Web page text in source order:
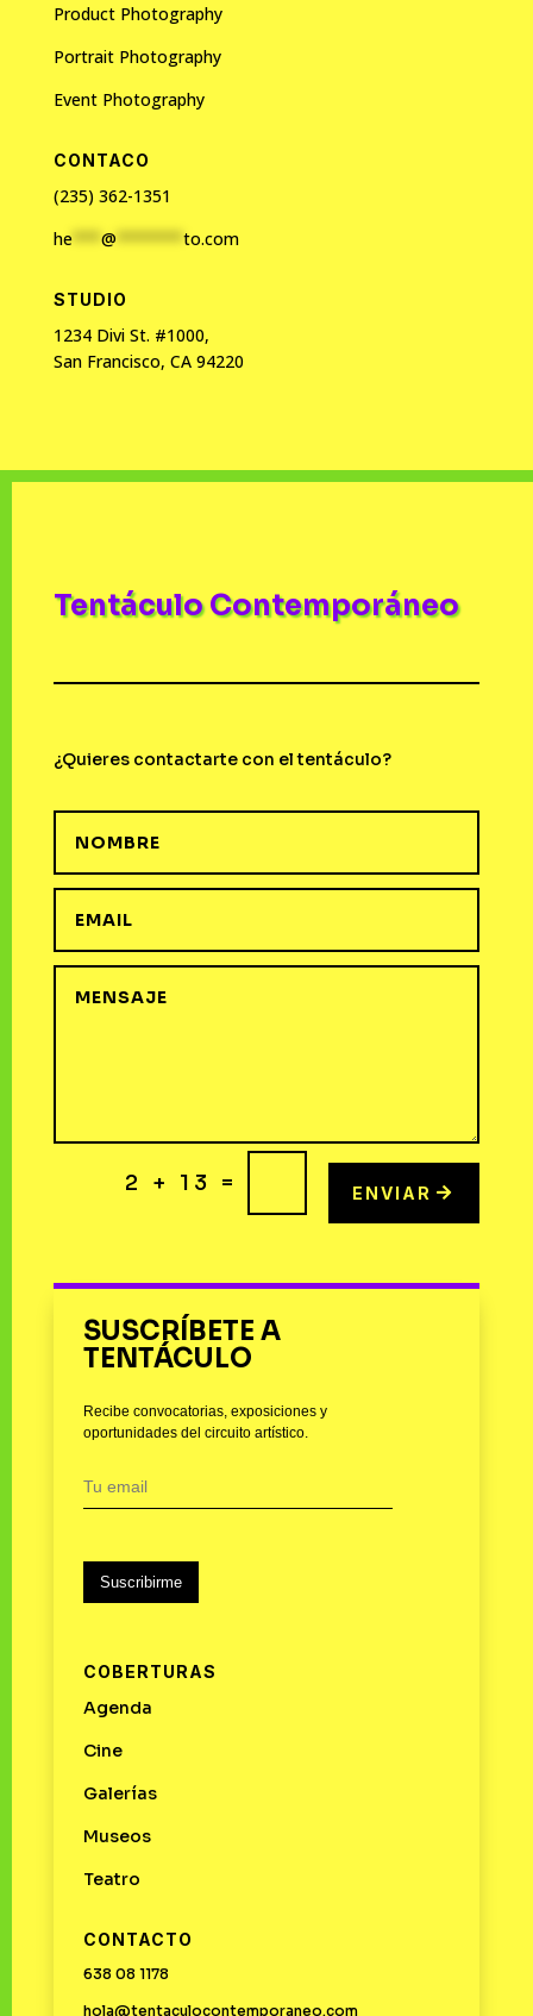
Product Photography
Portrait Photography
Event Photography
CONTACO
(235) 362-1351
he*** @******* to.com
STUDIO
1234 Divi St. #1000,
San Francisco, CA 94220
Tentáculo Contemporáneo
¿Quieres contactarte con el tentáculo?
2 + 13 = ENVIAR
SUSCRÍBETE A
TENTÁCULO
Recibe convocatorias, exposiciones y
oportunidades del circuito artístico.
Suscribirme
COBERTURAS
Agenda
Cine
Galerías
Museos
Teatro
CONTACTO
638 08 1178
hola@tentaculocontemporaneo.com